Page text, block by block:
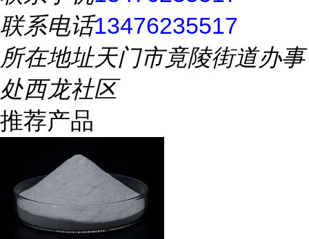
联系电话13476235517
所在地址天门市竟陵街道办事
处西龙社区
推荐产品